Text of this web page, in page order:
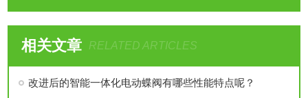
相关文章 RELATED ARTICLES
改进后的智能一体化电动蝶阀有哪些性能特点呢？